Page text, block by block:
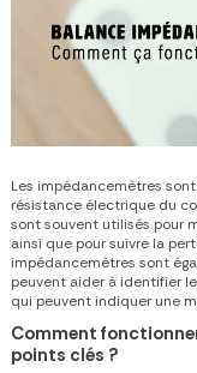
Les impédancemètres
résistance électrique du
sont souvent utilisés pour
ainsi que pour suivre la
impédancemètres sont
peuvent aider à identifier
qui peuvent indiquer une
Comment
points clés ?